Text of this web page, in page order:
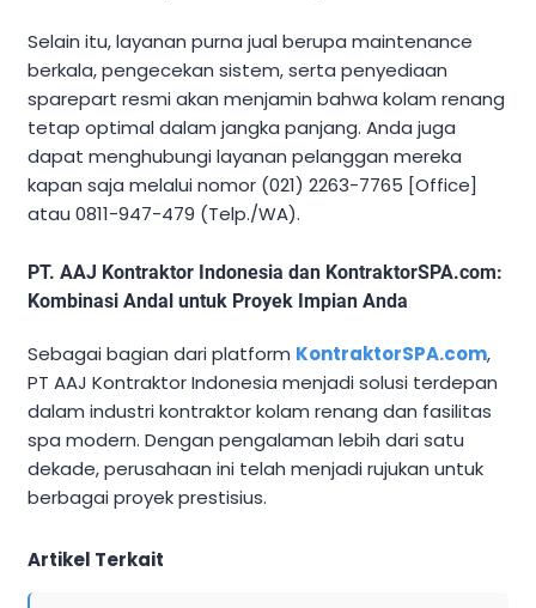
Selain itu, layanan purna jual berupa maintenance
berkala, pengecekan sistem, serta penyediaan
sparepart resmi akan menjamin bahwa kolam renang
tetap optimal dalam jangka panjang. Anda juga
dapat menghubungi layanan pelanggan mereka
kapan saja melalui nomor (021) 2263-7765 [Office]
atau 0811-947-479 (Telp./WA).
PT. AAJ Kontraktor Indonesia dan KontraktorSPA.com:
Kombinasi Andal untuk Proyek Impian Anda
Sebagai bagian dari platform KontraktorSPA.com,
PT AAJ Kontraktor Indonesia menjadi solusi terdepan
dalam industri kontraktor kolam renang dan fasilitas
spa modern. Dengan pengalaman lebih dari satu
dekade, perusahaan ini telah menjadi rujukan untuk
berbagai proyek prestisius.
Artikel Terkait